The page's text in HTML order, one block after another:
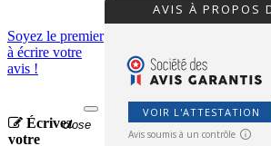
AVIS À PROPOS
VOIR L'ATTESTATION
Avis soumis à un contrôle
Soyez le premier
à écrire votre
avis !
Écrivez
votre
close